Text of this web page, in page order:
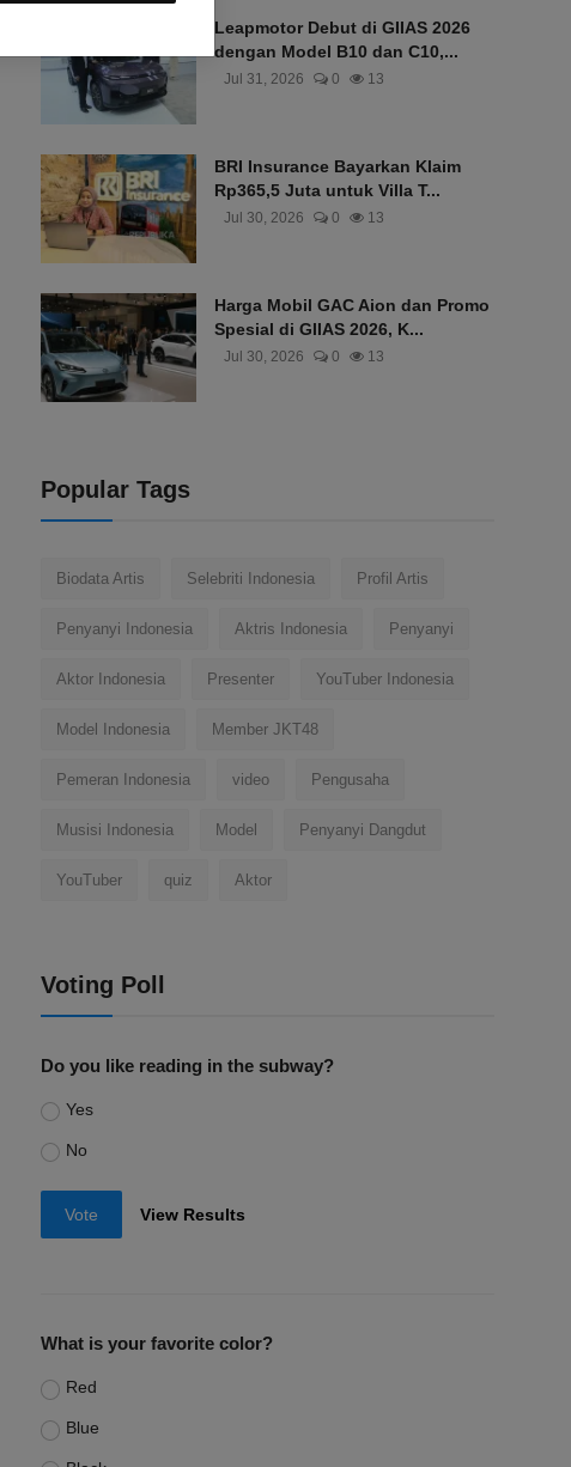
Leapmotor Debut di GIIAS 2026
dengan Model B10 dan C10,...
Jul 31, 2026 0 13
BRI Insurance Bayarkan Klaim
Rp365,5 Juta untuk Villa T...
Jul 30, 2026 0 13
Harga Mobil GAC Aion dan Promo
Spesial di GIIAS 2026, K...
Jul 30, 2026 0 13
Popular Tags
Biodata Artis Selebriti Indonesia Profil Artis
Penyanyi Indonesia Aktris Indonesia Penyanyi
Aktor Indonesia Presenter YouTuber Indonesia
Model Indonesia Member JKT48
Pemeran Indonesia video Pengusaha
Musisi Indonesia Model Penyanyi Dangdut
YouTuber quiz Aktor
Voting Poll
Do you like reading in the subway?
Yes
No
Vote View Results
What is your favorite color?
Red
Blue